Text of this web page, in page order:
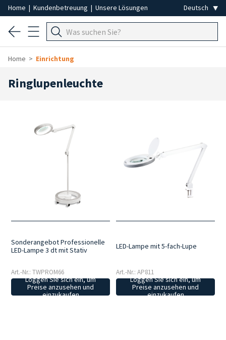
Home | Kundenbetreuung | Unsere Lösungen
Home Einrichtung
Ringlupenleuchte
Sonderangebot Professionelle
LED-Lampe 3 dt mit Stativ
Art.-Nr.: TWPROM66
Loggen Sie sich ein, um
Preise anzusehen und
einzukaufen
LED-Lampe mit 5-fach-Lupe
Art.-Nr.: AP811
Loggen Sie sich ein, um
Preise anzusehen und
einzukaufen